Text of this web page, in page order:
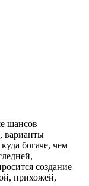
шансов
варианты
богаче, чем
создание
прихожей,